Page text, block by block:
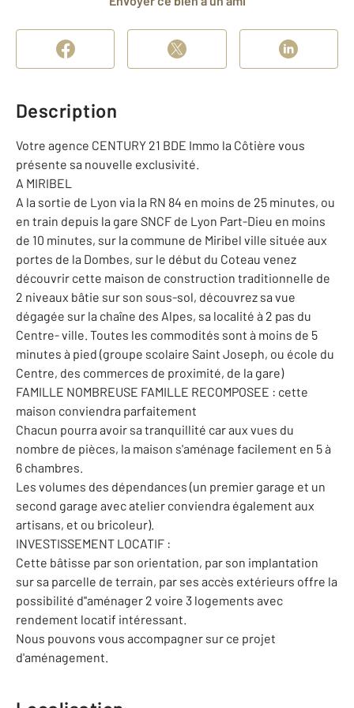
Description
Votre agence CENTURY 21 BDE Immo la Côtière vous
présente sa nouvelle exclusivité.
A MIRIBEL
A la sortie de Lyon via la RN 84 en moins de 25 minutes, ou
en train depuis la gare SNCF de Lyon Part-Dieu en moins
de 10 minutes, sur la commune de Miribel ville située aux
portes de la Dombes, sur le début du Coteau venez
découvrir cette maison de construction traditionnelle de
2 niveaux bâtie sur son sous-sol, découvrez sa vue
dégagée sur la chaîne des Alpes, sa localité à 2 pas du
Centre- ville. Toutes les commodités sont à moins de 5
minutes à pied (groupe scolaire Saint Joseph, ou école du
Centre, des commerces de proximité, de la gare)
FAMILLE NOMBREUSE FAMILLE RECOMPOSEE : cette
maison conviendra parfaitement
Chacun pourra avoir sa tranquillité car aux vues du
nombre de pièces, la maison s'aménage facilement en 5 à
6 chambres.
Les volumes des dépendances (un premier garage et un
second garage avec atelier conviendra également aux
artisans, et ou bricoleur).
INVESTISSEMENT LOCATIF :
Cette bâtisse par son orientation, par son implantation
sur sa parcelle de terrain, par ses accès extérieurs offre la
possibilité d''aménager 2 voire 3 logements avec
rendement locatif intéressant.
Nous pouvons vous accompagner sur ce projet
d'aménagement.